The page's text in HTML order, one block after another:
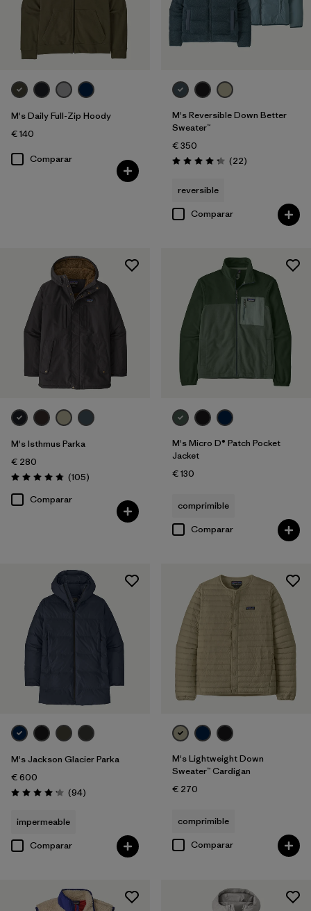
M's Daily Full-Zip Hoody
€ 140
Comparar
M's Reversible Down Better
Sweater™
€ 350
Puntuación: 4.3 / 5
(22Reseñas
)
reversible
Comparar
M's Isthmus Parka
€ 280
Puntuación: 4.8 / 5
(105Reseñas
)
Comparar
M's Micro D® Patch Pocket
Jacket
€ 130
comprimible
Comparar
M's Jackson Glacier Parka
€ 600
Puntuación: 4.1 / 5
(94Reseñas
)
impermeable
Comparar
M's Lightweight Down
Sweater™ Cardigan
€ 270
comprimible
Comparar